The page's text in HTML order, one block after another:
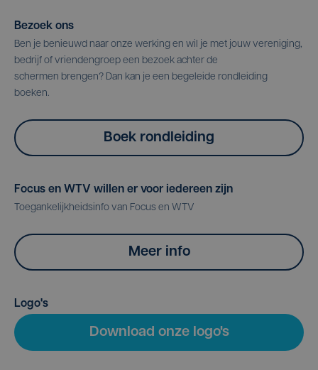
Bezoek ons
Ben je benieuwd naar onze werking en wil je met jouw vereniging,
bedrijf of vriendengroep een bezoek achter de
schermen brengen? Dan kan je een begeleide rondleiding
boeken.
Boek rondleiding
Focus en WTV willen er voor iedereen zijn
Toegankelijkheidsinfo van Focus en WTV
Meer info
Logo's
Download onze logo's